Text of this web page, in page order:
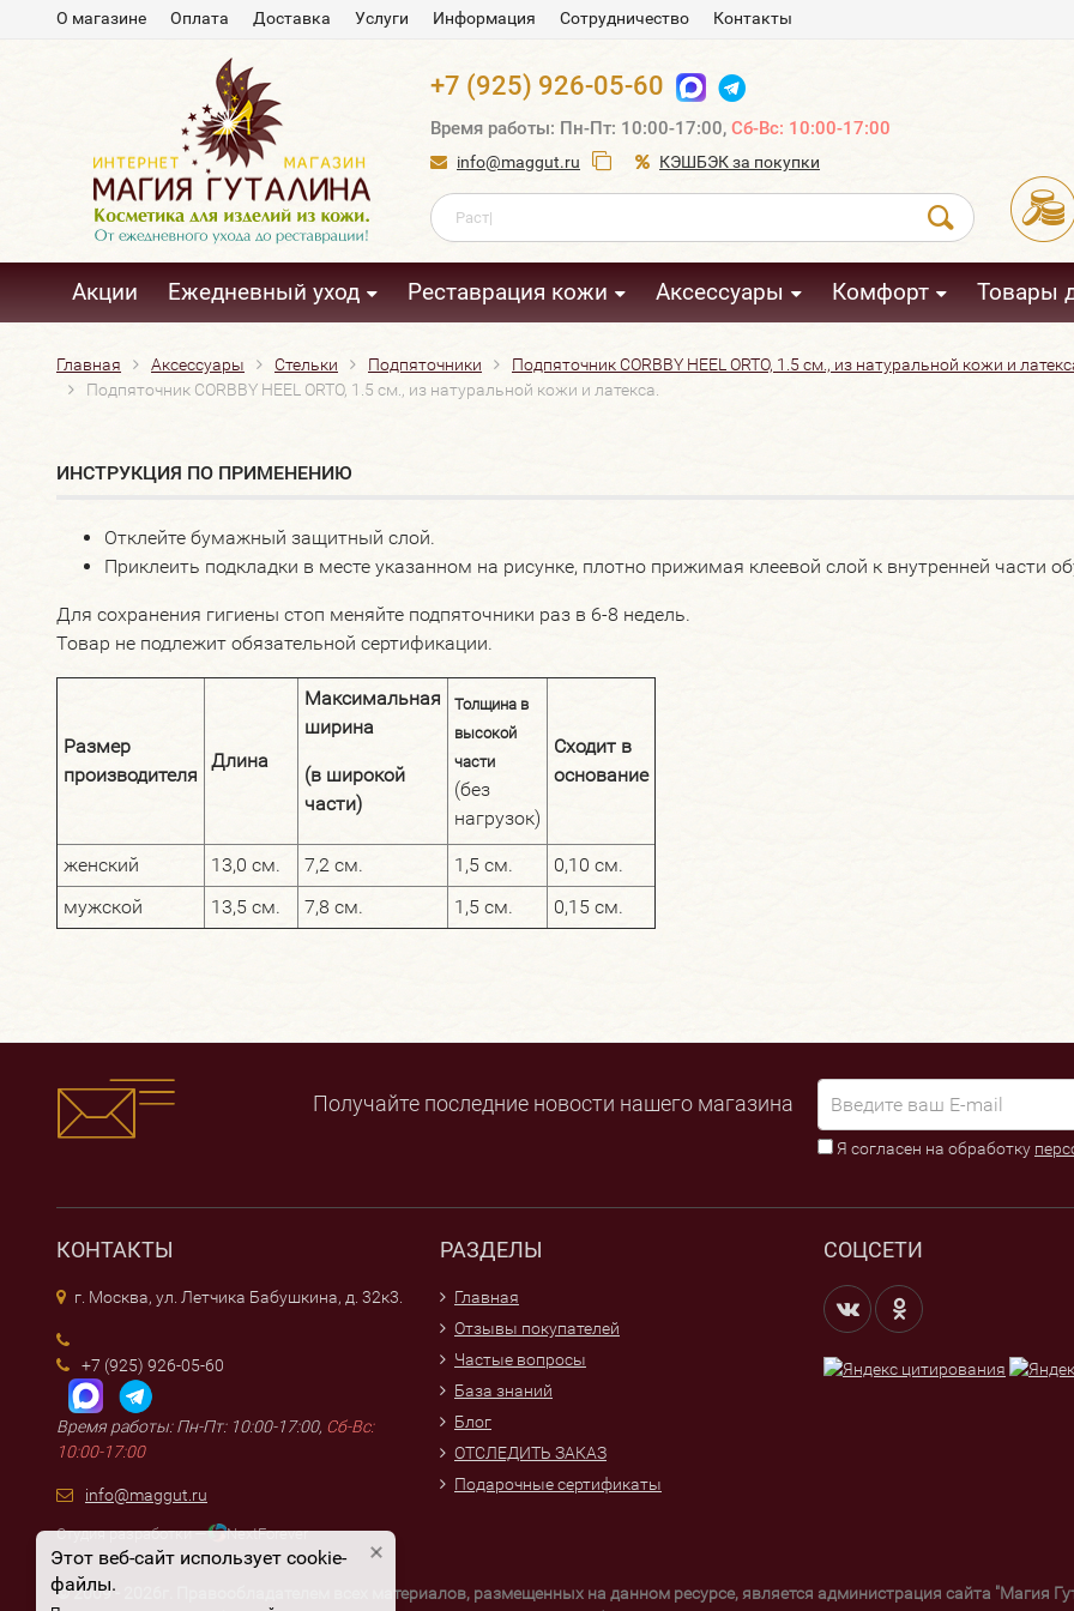
Этот веб-сайт использует cookie-
файлы.
О магазине Оплата Доставка Услуги Информация Сотрудничество Контакты
+7 (925) 926-05-60
Время работы: Пн-Пт: 10:00-17:00, Сб-Вс: 10:00-17:00
info@maggut.ru КЭШБЭК за покупки
Акции Ежедневный уход Реставрация кожи Аксессуары Комфорт Товары
Главная Аксессуары Стельки Подпяточники
Подпяточник CORBBY HEEL ORTO, 1.5 см., из натуральной кожи и
Подпяточник CORBBY HEEL ORTO, 1.5 см., из натуральной кожи и латекса.
ИНСТРУКЦИЯ ПО ПРИМЕНЕНИЮ
Отклейте бумажный защитный слой.
Приклеить подкладки в месте указанном на рисунке, плотно прижимая клеевой слой к внутренней части
Для сохранения гигиены стоп меняйте подпяточники раз в 6-8 недель.
Товар не подлежит обязательной сертификации.
Размер
производителя
Длина
Максимальная
ширина
(в широкой
части)
Толщина в
высокой
части
(без
нагрузок)
Сходит в
основание
женский 13,0 см. 7,2 см. 1,5 см.
0,10 см.
мужской
13,5 см. 7,8 см. 1,5 см. 0,15 см.
Получайте последние новости нашего магазина
Я согласен на обработку
КОНТАКТЫ
г. Москва, ул. Летчика Бабушкина, д. 32к3.
+7 (925) 926-05-60
Время работы: Пн-Пт: 10:00-17:00, Сб-Вс:
10:00-17:00
info@maggut.ru
Студия разработки — NextForever
РАЗДЕЛЫ
Главная
Отзывы покупателей
Частые вопросы
База знаний
Блог
ОТСЛЕДИТЬ ЗАКАЗ
Подарочные сертификаты
СОЦСЕТИ
© 2009 - 2026г. Правообладателем всех материалов, размещенных на данном ресурсе, является администрация сайта "Магия